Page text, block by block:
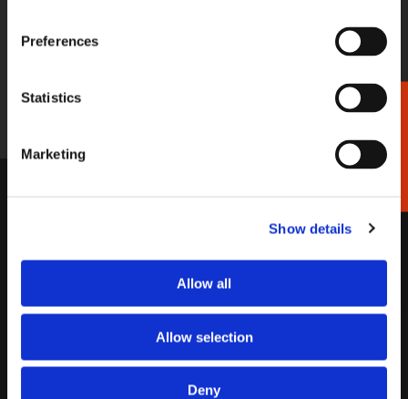
Preferences
Statistics
Marketing
Show details
Allow all
Allow selection
Deny
Bestelling retourneren
Betalen
Factuurdetails
Annuleren
Contact
Cadeaukiezer